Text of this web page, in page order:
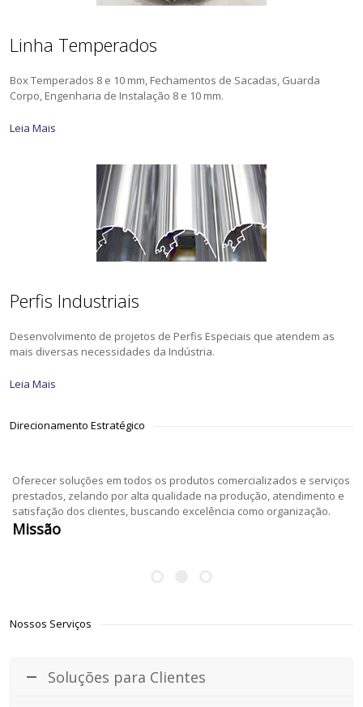
Linha Temperados
Box Temperados 8 e 10 mm, Fechamentos de Sacadas, Guarda
Corpo, Engenharia de Instalação 8 e 10 mm.
Leia Mais
Perfis Industriais
Desenvolvimento de projetos de Perfis Especiais que atendem as
mais diversas necessidades da Indústria.
Leia Mais
Direcionamento Estratégico
Oferecer soluções em todos os produtos comercializados e serviços
prestados, zelando por alta qualidade na produção, atendimento e
satisfação dos clientes, buscando excelência como organização.
Missão
Nossos Serviços
Soluções para Clientes